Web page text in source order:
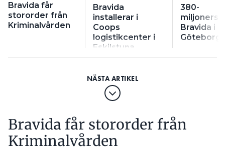
Bravida får
stororder från
Kriminalvården
Bravida
installerar i
Coops
logistikcenter i
Eskilstuna
380-
Bravida i
Göteborg
Bravida får stororder från
Kriminalvården